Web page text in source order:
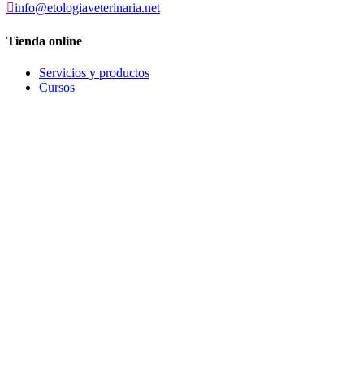
info@etologiaveterinaria.net
Tienda online
Servicios y productos
Cursos